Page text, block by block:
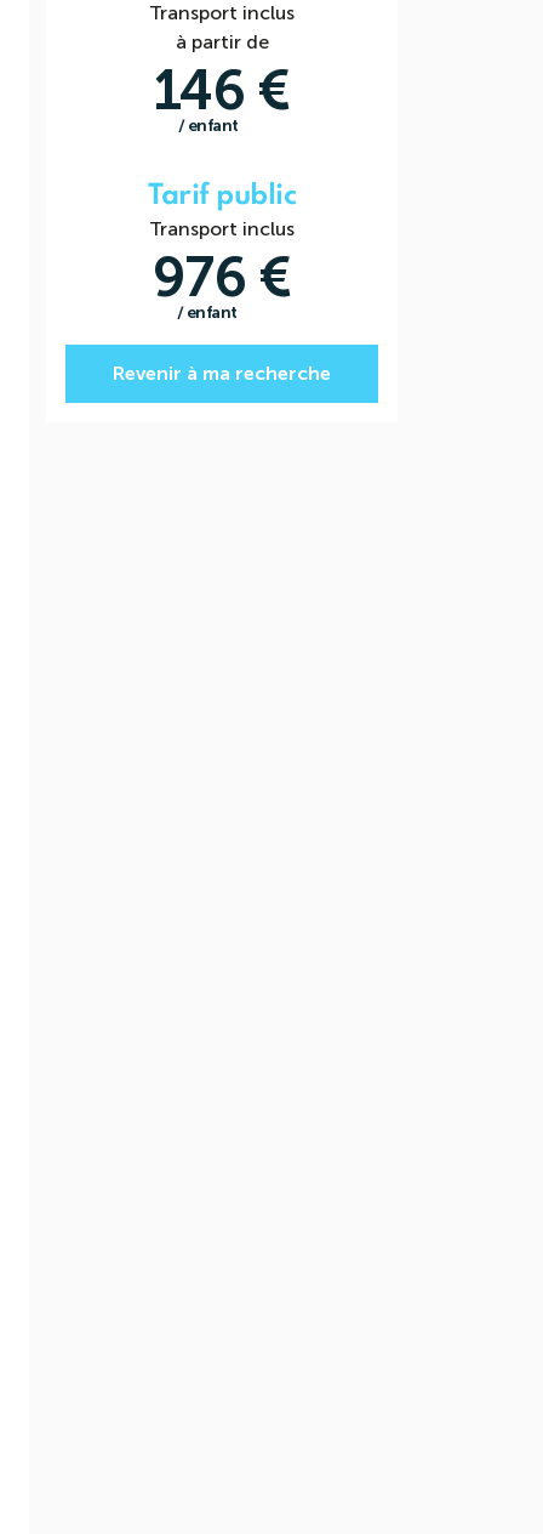
Transport inclus
à partir de
146 €
/ enfant
Tarif public
Transport inclus
976 €
/ enfant
Revenir à ma recherche